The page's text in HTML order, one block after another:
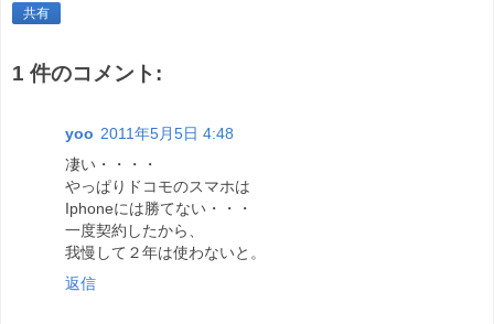
共有
1 件のコメント:
yoo 2011年5月5日 4:48
凄い・・・・
やっぱりドコモのスマホは
Iphoneには勝てない・・・
一度契約したから、
我慢して２年は使わないと。
返信